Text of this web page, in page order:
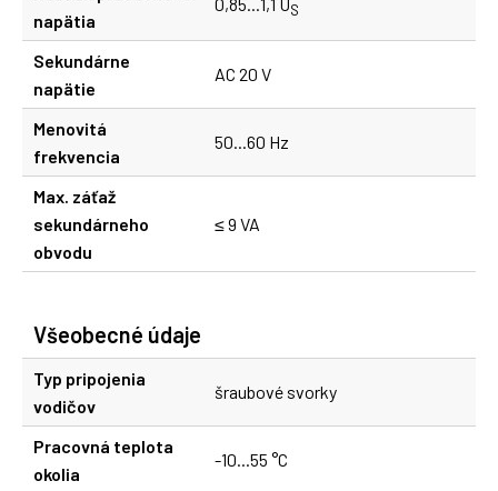
napätia
S
Sekundárne
napätie
AC 20 V
Menovitá
frekvencia
50...60 Hz
Max. záťaž
sekundárneho
obvodu
≤ 9 VA
Všeobecné údaje
Typ pripojenia
vodičov
šraubové svorky
Pracovná teplota
okolia
-10...55 °C